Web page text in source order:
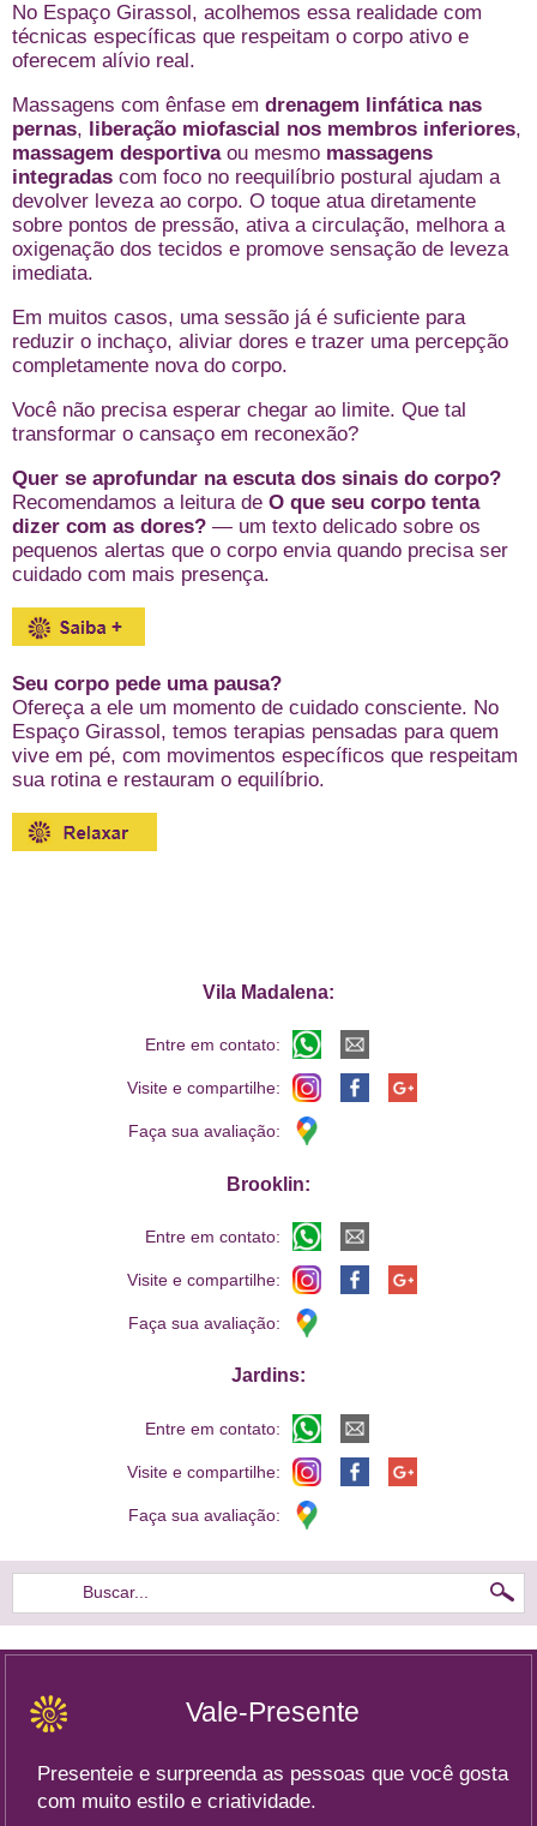
No Espaço Girassol, acolhemos essa realidade com
técnicas específicas que respeitam o corpo ativo e
oferecem alívio real.
Massagens com ênfase em drenagem linfática nas
pernas, liberação miofascial nos membros inferiores,
massagem desportivaou mesmo massagens
integradas com foco no reequilíbrio postural ajudam a
devolver leveza ao corpo. O toque atua diretamente
sobre pontos de pressão, ativa a circulação, melhora a
oxigenação dos tecidos e promove sensação de leveza
imediata.
Em muitos casos, uma sessão já é suficiente para
reduzir o inchaço, aliviar dores e trazer uma percepção
completamente nova do corpo.
Você não precisa esperar chegar ao limite. Que tal
transformar o cansaço em reconexão?
Quer se aprofundar na escuta dos sinais do corpo?
Recomendamos a leitura de O que seu corpo tenta
dizer com as dores? — um texto delicado sobre os
pequenos alertas que o corpo envia quando precisa ser
cuidado com mais presença.
Seu corpo pede uma pausa?
Ofereça a ele um momento de cuidado consciente. No
Espaço Girassol, temos terapias pensadas para quem
vive em pé, com movimentos específicos que respeitam
sua rotina e restauram o equilíbrio.
Vila Madalena:
Entre em contato:
Visite e compartilhe:
Faça sua avaliação:
Brooklin:
Entre em contato:
Visite e compartilhe:
Faça sua avaliação:
Jardins:
Entre em contato:
Visite e compartilhe:
Faça sua avaliação:
Buscar...
Vale-Presente
Presenteie e surpreenda as pessoas que você gosta
com muito estilo e criatividade.